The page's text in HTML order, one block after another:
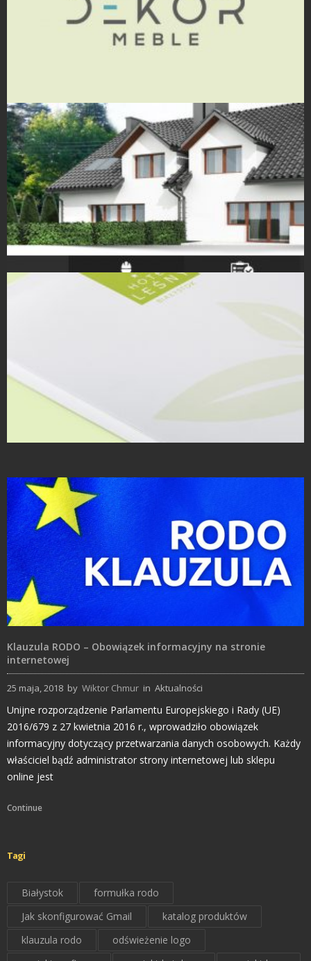
Projekty logo
Strony Internetowe
Klauzula RODO – Obowiązek informacyjny na stronie
internetowej
25 maja, 2018 by Wiktor Chmur in Aktualności
Unijne rozporządzenie Parlamentu Europejskiego i Rady (UE)
2016/679 z 27 kwietnia 2016 r., wprowadziło obowiązek
informacyjny dotyczący przetwarzania danych osobowych. Każdy
właściciel bądź administrator strony internetowej lub sklepu
online jest
Continue
Tagi
Białystok
formułka rodo
Jak skonfigurować Gmail
katalog produktów
klauzula rodo
odświeżenie logo